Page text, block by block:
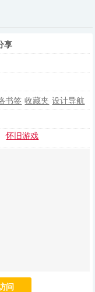
享
书签 收藏夹 设计导航
怀旧游戏
问